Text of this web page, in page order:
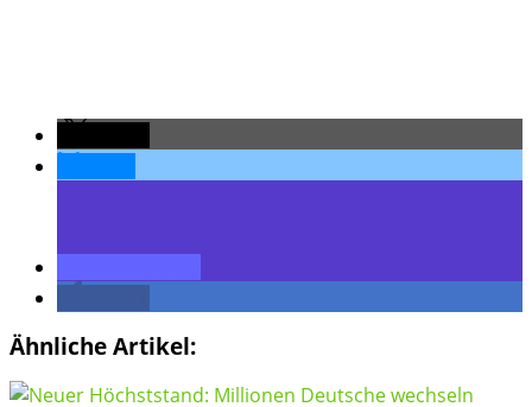
Ähnliche Artikel: